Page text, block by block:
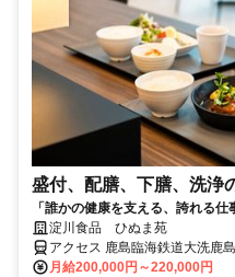
盛付、配膳、下膳、洗浄
「誰かの健康を支える、誇れる仕
淀川食品 ひぬま苑
アクセス 鹿島臨海鉄道大洗鹿
月給200,000円～220,000円